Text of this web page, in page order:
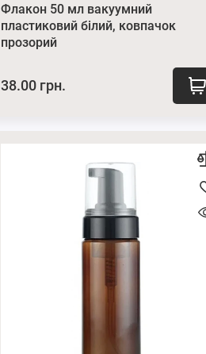
Флакон 50 мл вакуумний
пластиковий білий, ковпачок
прозорий
38.00 грн.